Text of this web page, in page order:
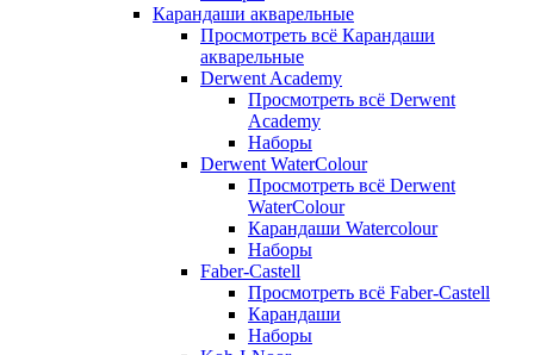
Карандаши акварельные
Просмотреть всё Карандаши
акварельные
Derwent Academy
Просмотреть всё Derwent
Academy
Наборы
Derwent WaterColour
Просмотреть всё Derwent
WaterColour
Карандаши Watercolour
Наборы
Faber-Castell
Просмотреть всё Faber-Castell
Карандаши
Наборы